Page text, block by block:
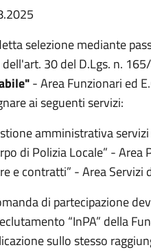
selezione mediante
30 del D.Lgs. n.
- Area Funzionari ed
ai seguenti servizi:
amministrativa
di Polizia Locale” -
e contratti” - Area Servizi
di partecipazione
“InPA” della
sullo stesso